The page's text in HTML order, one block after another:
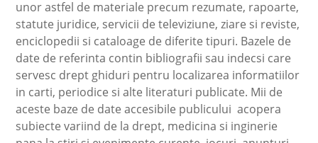
unor astfel de materiale precum rezumate, rapoarte,
statute juridice, servicii de televiziune, ziare si reviste,
enciclopedii si cataloage de diferite tipuri. Bazele de
date de referinta contin bibliografii sau indecsi care
servesc drept ghiduri pentru localizarea informatiilor
in carti, periodice si alte literaturi publicate. Mii de
aceste baze de date accesibile publicului acopera
subiecte variind de la drept, medicina si inginerie